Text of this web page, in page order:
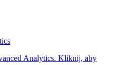
Analytics. Kliknij, aby